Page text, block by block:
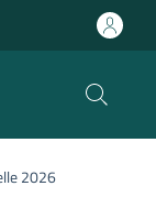
2026